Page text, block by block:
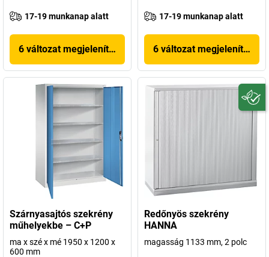
17-19 munkanap alatt
6 változat megjelenítése
17-19 munkanap alatt
6 változat megjelenítése
Szárnyasajtós szekrény
műhelyekbe – C+P
ma x szé x mé 1950 x 1200 x
600 mm
Redőnyös szekrény
HANNA
magasság 1133 mm, 2 polc